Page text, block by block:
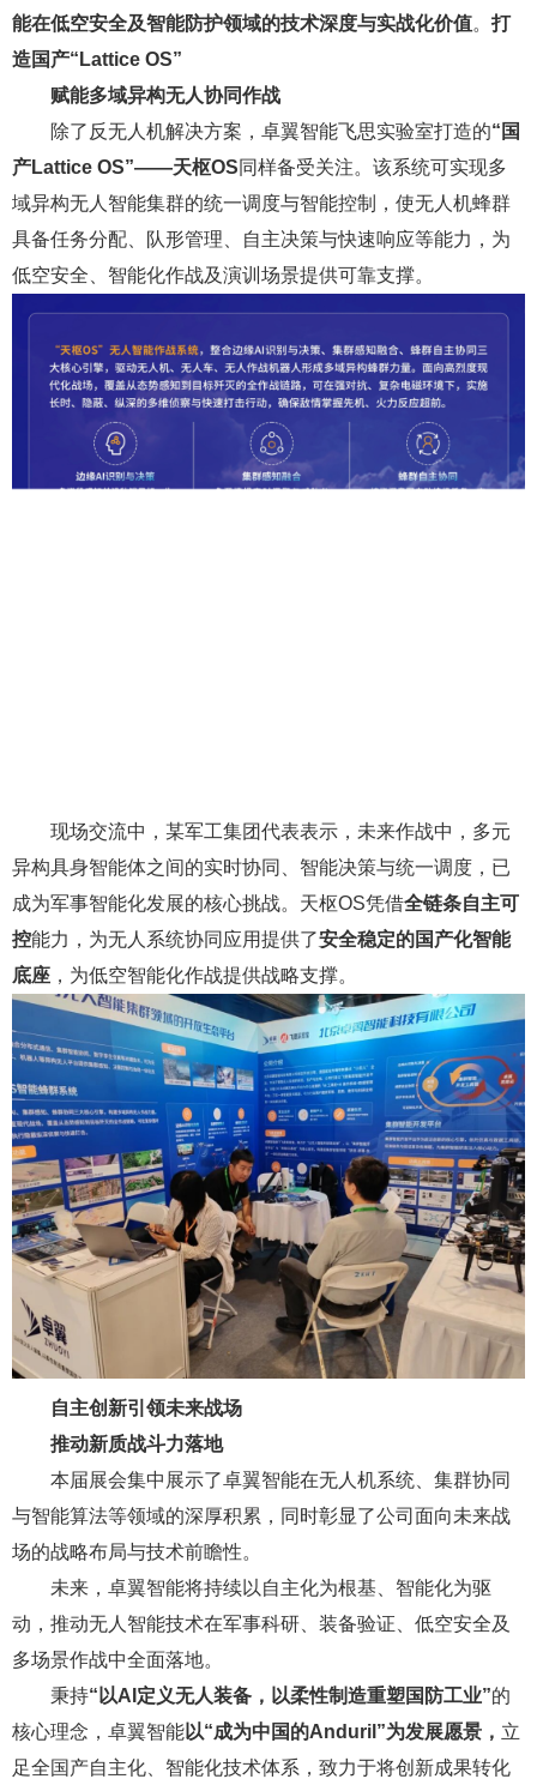
能在低空安全及智能防护领域的技术深度与实战化价值。 打
造国产“Lattice OS”
赋能多域异构无人协同作战
除了反无人机解决方案，卓翼智能飞思实验室打造的“国
产Lattice OS”——天枢OS同样备受关注。该系统可实现多
域异构无人智能集群的统一调度与智能控制，使无人机蜂群
具备任务分配、队形管理、自主决策与快速响应等能力，为
低空安全、智能化作战及演训场景提供可靠支撑。
现场交流中，某军工集团代表表示，未来作战中，多元
异构具身智能体之间的实时协同、智能决策与统一调度，已
成为军事智能化发展的核心挑战。天枢OS凭借全链条自主可
控能力，为无人系统协同应用提供了安全稳定的国产化智能
底座 ，为低空智能化作战提供战略支撑。
自主创新引领未来战场
推动新质战斗力落地
本届展会集中展示了卓翼智能在无人机系统、集群协同
与智能算法等领域的深厚积累，同时彰显了公司面向未来战
场的战略布局与技术前瞻性。
未来，卓翼智能将持续以自主化为根基、智能化为驱
动，推动无人智能技术在军事科研、装备验证、低空安全及
多场景作战中全面落地。
秉持“以AI定义无人装备，以柔性制造重塑国防工业”的
核心理念，卓翼智能以“成为中国的Anduril”为发展愿景， 立
足全国产自主化、智能化技术体系，致力于将创新成果转化